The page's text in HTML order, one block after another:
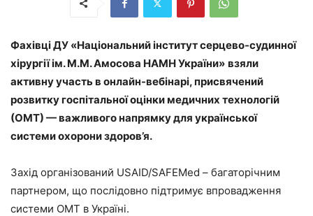
ФахівціДУ «Національний інститут серцево-судинної
хірургії ім. М.М. Амосова НАМН України» взяли
активну участь в онлайн-вебінарі, присвячений
розвитку госпітальної оцінки медичних технологій
(ОМТ) — важливого напрямку для української
системи охорони здоров’я.
Захід організований USAID/SAFEMed – багаторічним
партнером, що послідовно підтримує впровадження
системи ОМТ в Україні.